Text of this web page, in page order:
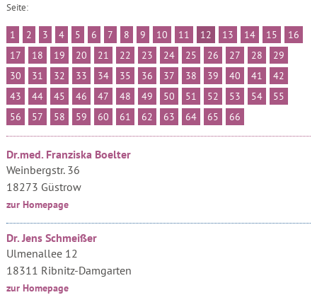
Seite:
1 2 3 4 5 6 7 8 9 10 11 12 13 14 15
16
17
18 19 20 21 22 23 24 25 26 27 28
29
30
31 32 33 34 35 36 37 38 39 40 41
42
43
44 45 46 47 48 49 50 51 52 53 54
55
56
57 58 59 60 61 62 63 64 65 66
Dr.med. Franziska Boelter
Weinbergstr. 36
18273 Güstrow
zur Homepage
Dr. Jens Schmeißer
Ulmenallee 12
18311 Ribnitz-Damgarten
zur Homepage